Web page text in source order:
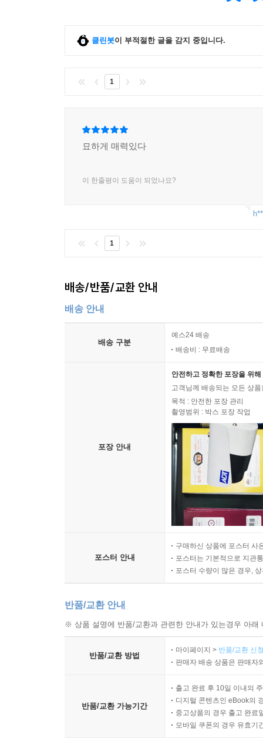
클린봇이 부적절한 글을 감지 중입니다.
1
묘하게 매력있다
이 한줄평이 도움이 되었나요?
1
배송/반품/교환 안내
배송 안내
배송 구분
예스24 배송
배송비 : 무료배송
포장 안내
안전하고 정확한 포장을 위
고객님께 배송되는 모든 상
목적 : 안전한 포장 관리
촬영범위 : 박스 포장 작업
포스터 안내
구매하신 상품에 포스터 사
포스터는 기본적으로 지관
포스터 수량이 많은 경우,
반품/교환 안내
※ 상품 설명에 반품/교환과 관련한 안내가 있는경우 아
반품/교환 방법
마이페이지 > 반품/교환 신
판매자 배송 상품은 판매자
반품/교환 가능기간
출고 완료 후 10일 이내의
디지털 콘텐츠인 eBook의
중고상품의 경우 출고 완료
모바일 쿠폰의 경우 유효기